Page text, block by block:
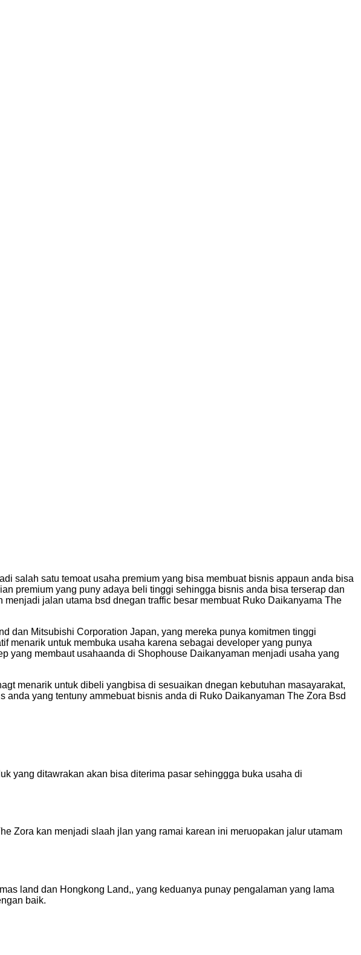
salah satu temoat usaha premium yang bisa membuat bisnis appaun anda bisa
premium yang puny adaya beli tinggi sehingga bisnis anda bisa terserap dan
jalan utama bsd dnegan traffic besar membuat Ruko Daikanyama The
dan Mitsubishi Corporation Japan, yang mereka punya komitmen tinggi
menarik untuk membuka usaha karena sebagai developer yang punya
yang membaut usahaanda di Shophouse Daikanyaman menjadi usaha yang
menarik untuk dibeli yangbisa di sesuaikan dnegan kebutuhan masayarakat,
yang tentuny ammebuat bisnis anda di Ruko Daikanyaman The Zora Bsd
yang ditawrakan akan bisa diterima pasar sehinggga buka usaha di
Zora kan menjadi slaah jlan yang ramai karean ini meruopakan jalur utamam
land dan Hongkong Land,, yang keduanya punay pengalaman yang lama
baik.